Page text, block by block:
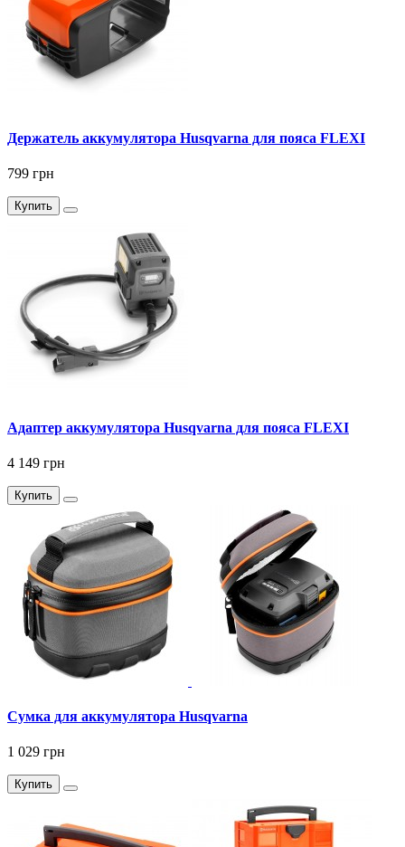
Держатель аккумулятора Husqvarna для пояса FLEXI
799 грн
Купить
Адаптер аккумулятора Husqvarna для пояса FLEXI
4 149 грн
Купить
Сумка для аккумулятора Husqvarna
1 029 грн
Купить